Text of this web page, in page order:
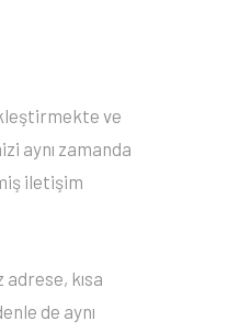
ve
aynı zamanda
iletişim
kısa
de aynı